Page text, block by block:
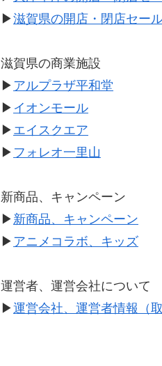
▶滋賀県の開店・閉店セー
滋賀県の商業施設
▶ アルプラザ平和堂
▶ イオンモール
▶ エイスクエア
▶ フォレオ一里山
新商品、キャンペーン
▶ 新商品、キャンペーン
▶ アニメコラボ、キッズ
運営者、運営会社について
▶運営会社、運営者情報（